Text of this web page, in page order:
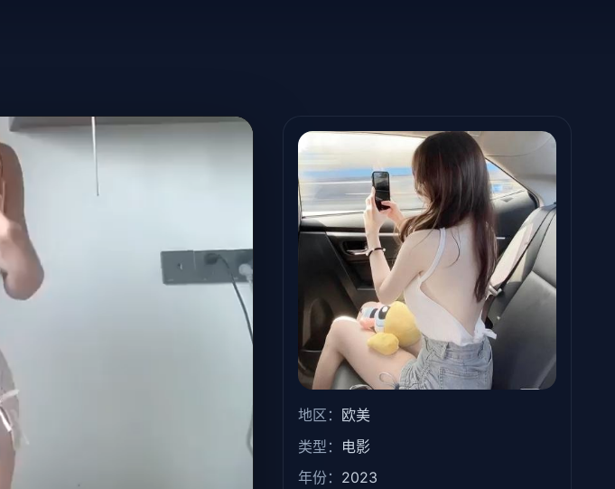
地区： 欧美
类型： 电影
年份： 2023